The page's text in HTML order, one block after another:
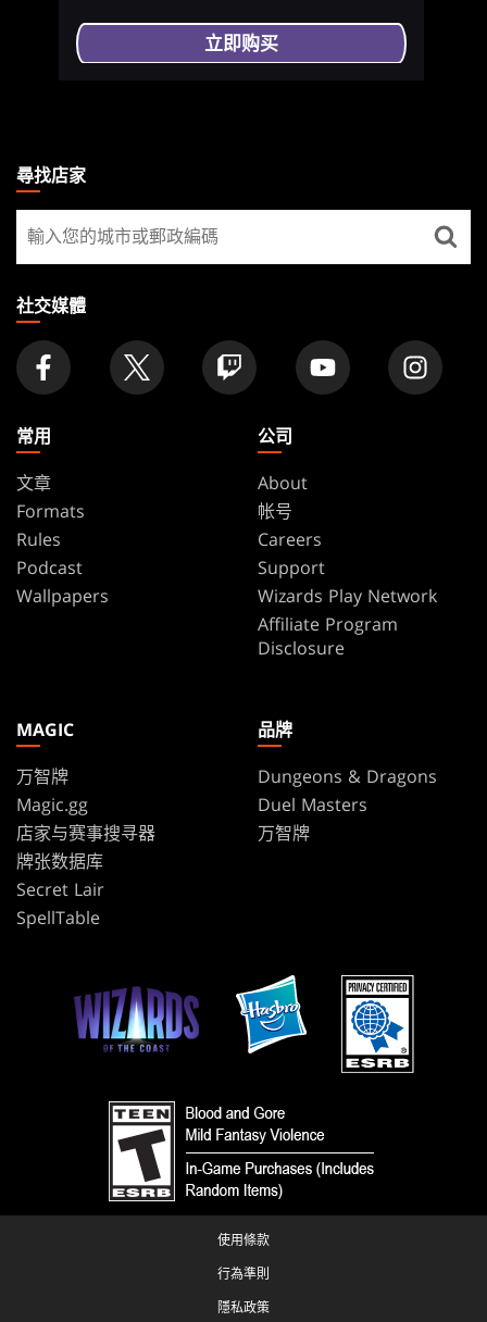
立即购买
THE
GATHERING
FOOTER
尋找店家
尋
找
家
社交媒體
常用
文章
Formats
Rules
Podcast
Wallpapers
公司
About
帐号
Careers
Support
Wizards Play Network
Affiliate Program
Disclosure
MAGIC
万智牌
Magic.gg
店家与赛事搜寻器
牌张数据库
Secret Lair
SpellTable
品牌
Dungeons & Dragons
Duel Masters
万智牌
使用條款
行為準則
隱私政策